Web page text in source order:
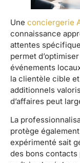
Une conciergerie
connaissance
attentes
permet
événements
la clientèle cible
additionnels
d’affaires peut
La
protège
expérimenté sait
des bons